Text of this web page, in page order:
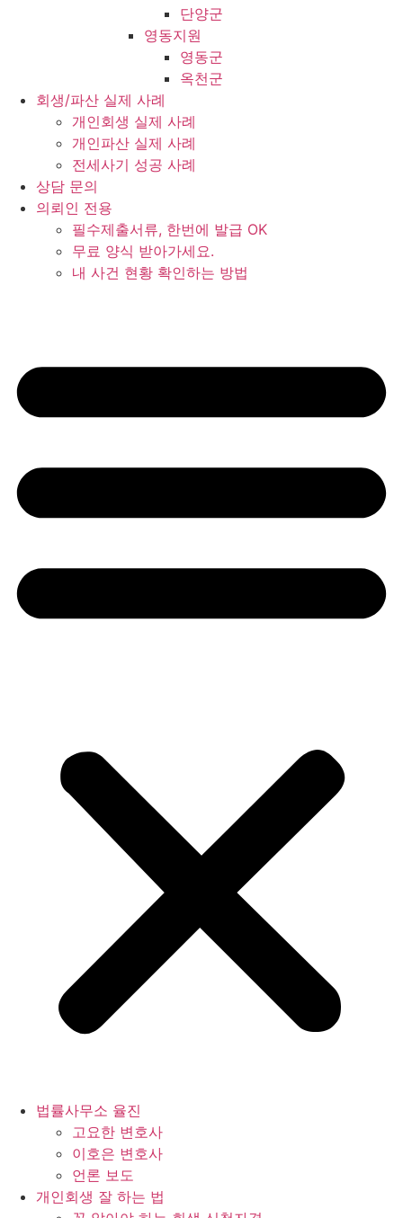
단양군
영동지원
영동군
옥천군
회생/파산 실제 사례
개인회생 실제 사례
개인파산 실제 사례
전세사기 성공 사례
상담 문의
의뢰인 전용
필수제출서류, 한번에 발급 OK
무료 양식 받아가세요.
내 사건 현황 확인하는 방법
법률사무소 율진
고요한 변호사
이호은 변호사
언론 보도
개인회생 잘 하는 법